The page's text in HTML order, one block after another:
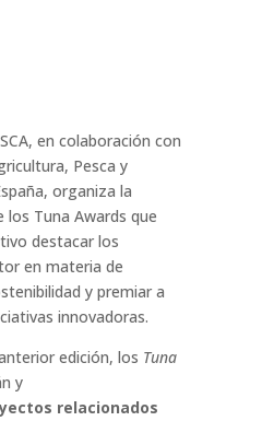
en colaboración con
Pesca y
organiza la
los Tuna Awards que
destacar los
en materia de
y premiar a
innovadoras.
edición, los Tuna
y
relacionados